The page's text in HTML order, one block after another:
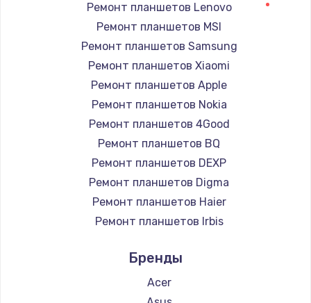
Ремонт планшетов Lenovo
Ремонт планшетов MSI
Ремонт планшетов Samsung
Ремонт планшетов Xiaomi
Ремонт планшетов Apple
Ремонт планшетов Nokia
Ремонт планшетов 4Good
Ремонт планшетов BQ
Ремонт планшетов DEXP
Ремонт планшетов Digma
Ремонт планшетов Haier
Ремонт планшетов Irbis
Ремонт планшетов Microsoft
Ремонт планшетов BlackView
Ремонт планшетов Amazon
Бренды
Acer